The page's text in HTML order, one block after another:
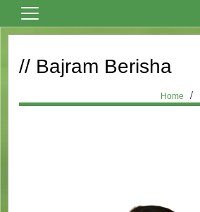
Vereinsnews
// Bajram Berisha
Home